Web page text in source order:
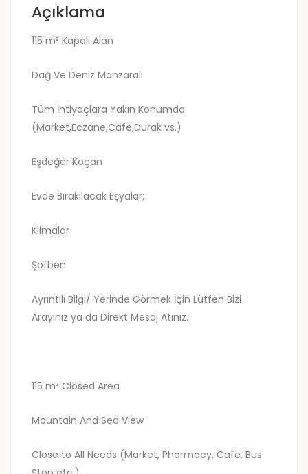
Açıklama
115 m² Kapalı Alan
Dağ Ve Deniz Manzaralı
Tüm İhtiyaçlara Yakın Konumda
(Market,Eczane,Cafe,Durak vs.)
Eşdeğer Koçan
Evde Bırakılacak Eşyalar;
Klimalar
Şofben
Ayrıntılı Bilgi/ Yerinde Görmek İçin Lütfen Bizi
Arayınız ya da Direkt Mesaj Atınız.
115 m² Closed Area
Mountain And Sea View
Close to All Needs (Market, Pharmacy, Cafe, Bus